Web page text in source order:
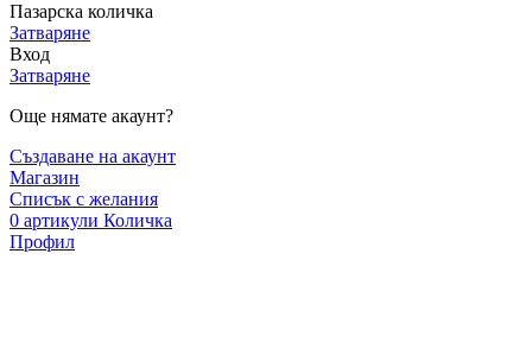
Пазарска количка
Затваряне
Вход
Затваряне
Още нямате акаунт?
Създаване на акаунт
Магазин
Списък с желания
0 артикули Количка
Профил